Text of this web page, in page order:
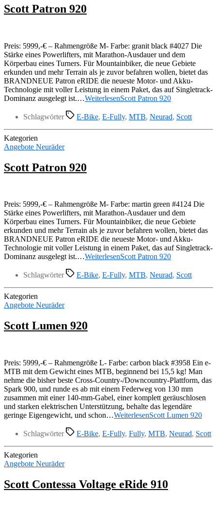
Scott Patron 920
Preis: 5999,-€ – Rahmengröße M- Farbe: granit black #4027 Die
Stärke eines Powerlifters, mit Marathon-Ausdauer und dem
Körperbau eines Turners. Für Mountainbiker, die neue Gebiete
erkunden und mehr Terrain als je zuvor befahren wollen, bietet das
BRANDNEUE Patron eRIDE die neueste Motor- und Akku-
Technologie mit voller Leistung in einem Paket, das auf Singletrack-
Dominanz ausgelegt ist.…WeiterlesenScott Patron 920
Schlagwörter E-Bike, E-Fully, MTB, Neurad, Scott
Kategorien
Angebote Neuräder
Scott Patron 920
Preis: 5999,-€ – Rahmengröße M- Farbe: martin green #4124 Die
Stärke eines Powerlifters, mit Marathon-Ausdauer und dem
Körperbau eines Turners. Für Mountainbiker, die neue Gebiete
erkunden und mehr Terrain als je zuvor befahren wollen, bietet das
BRANDNEUE Patron eRIDE die neueste Motor- und Akku-
Technologie mit voller Leistung in einem Paket, das auf Singletrack-
Dominanz ausgelegt ist.…WeiterlesenScott Patron 920
Schlagwörter E-Bike, E-Fully, MTB, Neurad, Scott
Kategorien
Angebote Neuräder
Scott Lumen 920
Preis: 5999,-€ – Rahmengröße L- Farbe: carbon black #3958 Ein e-
MTB mit dem Gewicht eines MTB, beginnend bei 15,5 kg! Man
nehme die bisher beste Cross-Country-/Downcountry-Plattform, das
Spark 900, und runde es ab mit einem Federweg von 130 mm
zusammen mit einer 140-mm-Gabel, einer komplett geräuschlosen
und starken elektrischen Unterstützung, behalte das legendäre
geringe Eigengewicht, und schon…WeiterlesenScott Lumen 920
Schlagwörter E-Bike, E-Fully, Fully, MTB, Neurad, Scott
Kategorien
Angebote Neuräder
Scott Contessa Voltage eRide 910